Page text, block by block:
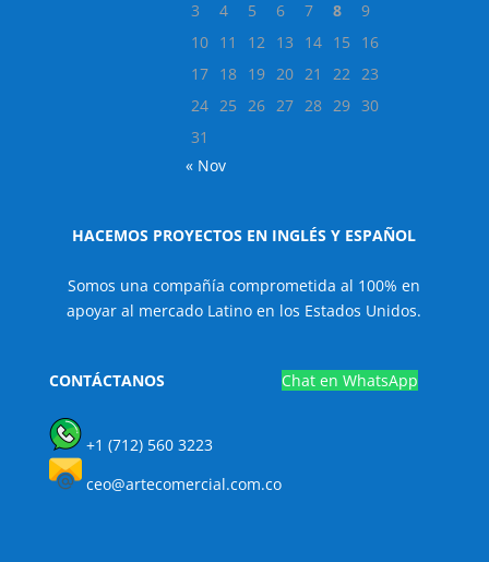
3
4 5 6 7 8
9
10 11 12 13 14 15
16
17 18 19 20 21 22
23
24 25 26 27 28 29 30
31
« Nov
HACEMOS PROYECTOS EN INGLÉS Y ESPAÑOL
Somos una compañía comprometida al 100% en
apoyar al mercado Latino en los Estados Unidos.
CONTÁCTANOS
+1 (712) 560 3223
ceo@artecomercial.com.co
Chat en WhatsApp